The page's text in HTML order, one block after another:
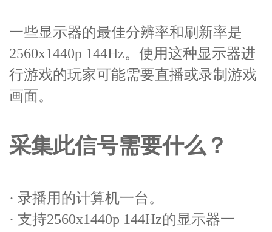
一些显示器的最佳分辨率和刷新率是
2560x1440p 144Hz。使用这种显示器进
行游戏的玩家可能需要直播或录制游戏
画面。
采集此信号需要什么？
· 录播用的计算机一台。
· 支持2560x1440p 144Hz的显示器一